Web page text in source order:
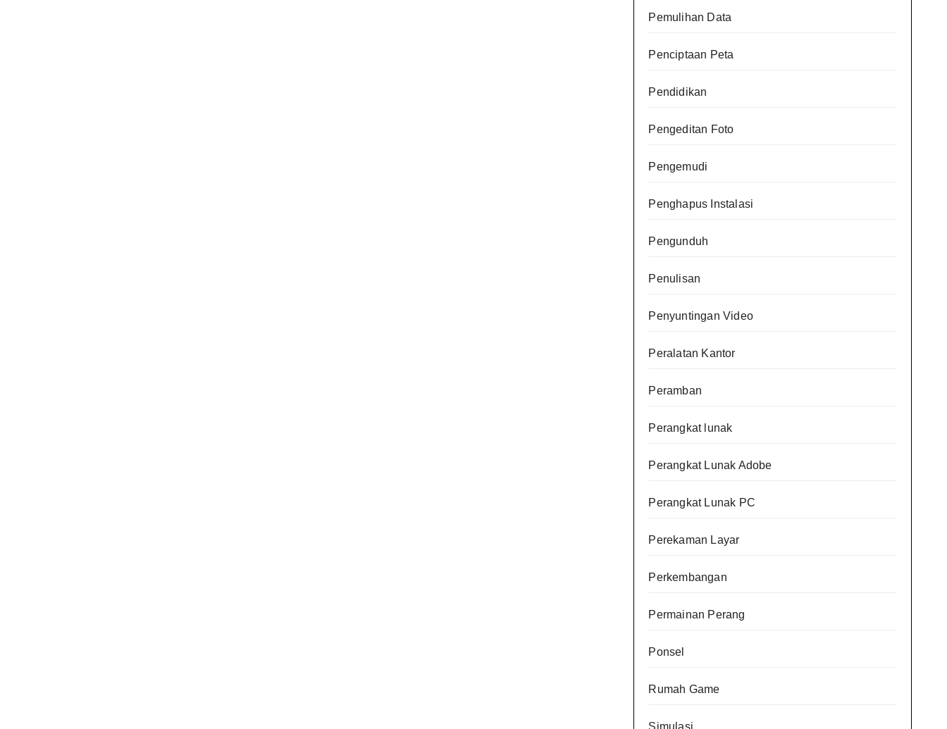
Pemulihan Data
Penciptaan Peta
Pendidikan
Pengeditan Foto
Pengemudi
Penghapus Instalasi
Pengunduh
Penulisan
Penyuntingan Video
Peralatan Kantor
Peramban
Perangkat lunak
Perangkat Lunak Adobe
Perangkat Lunak PC
Perekaman Layar
Perkembangan
Permainan Perang
Ponsel
Rumah Game
Simulasi